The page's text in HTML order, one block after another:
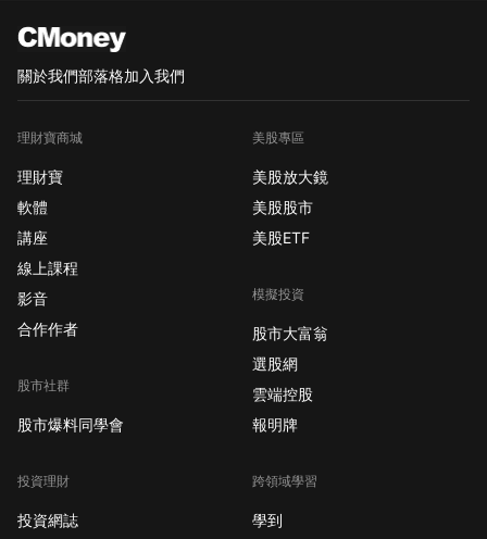
關於我們部落格加入我們
理財寶商城
理財寶
軟體
講座
線上課程
影音
合作作者
股市社群
股市爆料同學會
投資理財
投資網誌
美股專區
美股放大鏡
美股股市
美股ETF
模擬投資
股市大富翁
選股網
雲端控股
報明牌
跨領域學習
學到